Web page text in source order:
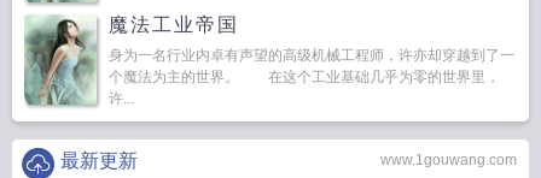
魔法工业帝国
身为一名行业内卓有声望的高级机械工程师，许亦却穿越到了一
个魔法为主的世界。 在这个工业基础几乎为零的世界里，
许...
www.1gouwang.com
最新更新